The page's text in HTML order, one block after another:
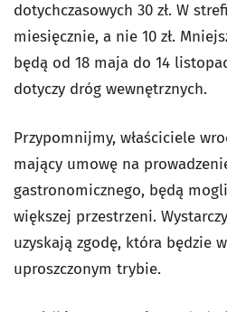
dotychczasowych 30 zł. W
miesięcznie, a nie 10 zł.
będą od 18 maja do 14
dotyczy dróg wewnętrznych.
Przypomnijmy, właściciele
mający umowę na
gastronomicznego, będą
większej przestrzeni.
uzyskają zgodę, która będzie
uproszczonym trybie.